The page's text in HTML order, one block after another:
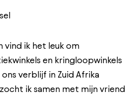
vind ik het leuk om
en kringloopwinkels
verblijf in Zuid Afrika
ik samen met mijn vriend